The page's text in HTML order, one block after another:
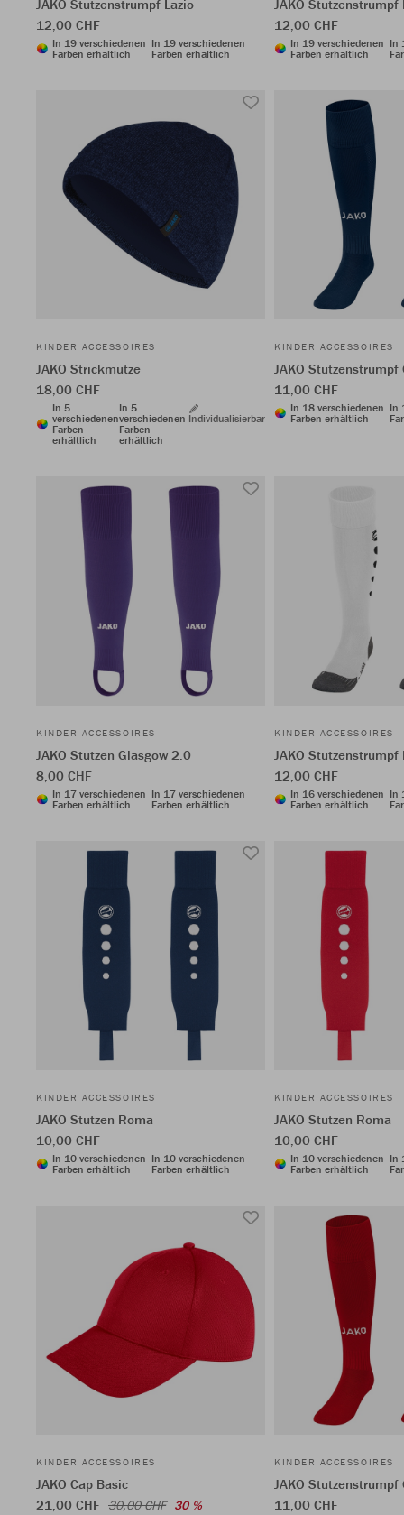
JAKO Stutzenstrumpf Lazio
12,00 CHF
In 19 verschiedenen
Farben erhältlich
In 19 verschiedenen
Farben erhältlich
JAKO Stutzenstrumpf
12,00 CHF
In 19 verschiedenen
Farben erhältlich
In
KINDER ACCESSOIRES
JAKO Strickmütze
18,00 CHF
In 5
verschiedenen
Farben
erhältlich
In 5
verschiedenen
Farben
erhältlich
Individualisierbar
KINDER ACCESSOIRES
JAKO Stutzenstrumpf
11,00 CHF
In 18 verschiedenen
Farben erhältlich
In
KINDER ACCESSOIRES
JAKO Stutzen Glasgow 2.0
8,00 CHF
In 17 verschiedenen
Farben erhältlich
In 17 verschiedenen
Farben erhältlich
KINDER ACCESSOIRES
JAKO Stutzenstrumpf
12,00 CHF
In 16 verschiedenen
Farben erhältlich
In
KINDER ACCESSOIRES
JAKO Stutzen Roma
10,00 CHF
In 10 verschiedenen
Farben erhältlich
In 10 verschiedenen
Farben erhältlich
KINDER ACCESSOIRES
JAKO Stutzen Roma
10,00 CHF
In 10 verschiedenen
Farben erhältlich
In
KINDER ACCESSOIRES
JAKO Cap Basic
21,00 CHF 30,00 CHF 30 %
KINDER ACCESSOIRES
JAKO Stutzenstrumpf
11,00 CHF